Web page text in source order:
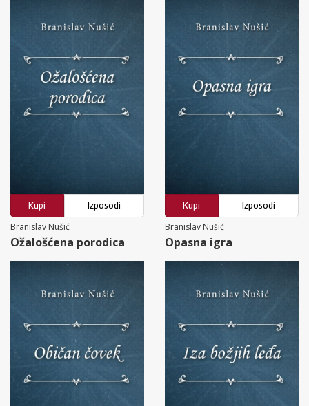
Kupi
Izposodi
Branislav Nušić
Ožalošćena porodica
Kupi
Izposodi
Branislav Nušić
Opasna igra